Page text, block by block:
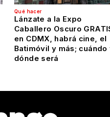
Qué hacer
Lánzate a la Expo
Caballero Oscuro
en CDMX, habrá cine, el
Batimóvil y más; cuándo
dónde será